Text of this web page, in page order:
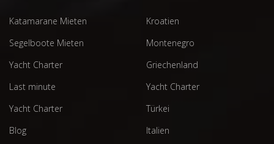
Katamarane Mieten
Segelboote Mieten
Yacht Charter
Last minute
Yacht Charter
Blog
Kroatien
Montenegro
Griechenland
Yacht Charter
Türkei
Italien